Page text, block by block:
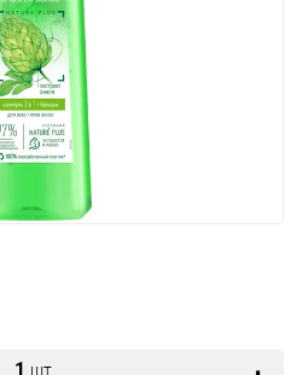
1 шт